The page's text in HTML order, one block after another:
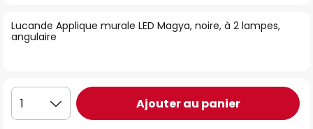
the
images
Lucande Applique murale LED Magya, noire, à 2 lampes,
angulaire
1 Ajouter au panier